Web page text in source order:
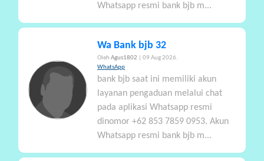
Whatsapp resmi bank bjb m...
Wa Bank bjb 32
Oleh Agus1802
| 09 Aug 2026.
WhatsApp
bank bjb saat ini memiliki akun
layanan pengaduan melalui chat
pada aplikasi Whatsapp resmi
dinomor +62 853 7859 0953. Akun
Whatsapp resmi bank bjb m...